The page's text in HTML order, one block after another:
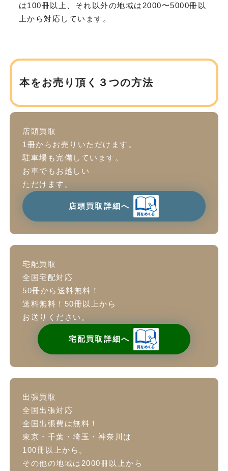
は100冊以上、それ以外の地域は2000〜5000冊以
上から対応しています。
本をお売り頂く３つの方法
店頭買取
1冊からお売りいただけます。
駐車場も完備しています。
お車でもお越しい
ただけます。
店頭買取詳細へ
宅配買取
全国宅配対応
50冊から送料無料！
送料無料！50冊以上から
お送りください。
宅配買取詳細へ
出張買取
全国出張対応
全国出張費は無料！
東京・千葉・埼玉・神奈川は
100冊以上から。
その他の地域は2000冊以上から